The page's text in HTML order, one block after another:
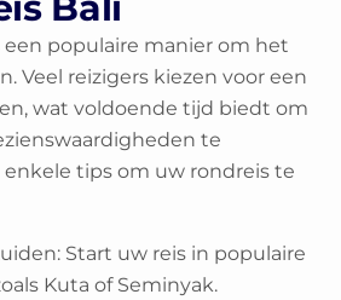
een populaire manier om het
Veel reizigers kiezen voor een
wat voldoende tijd biedt om
te
enkele tips om uw rondreis te
Start uw reis in populaire
Kuta of Seminyak.